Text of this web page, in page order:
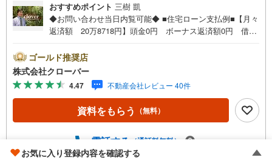
おすすめポイント 三樹 凱
◆お問い合わせ当日内覧可能◆ ■住宅ローン支払例■【月々
返済額 20万8718円】頭金0円 ボーナス返済額0円 借入
●住宅ローン、諸費用ローンお気軽にご相談下さい！新宿区
中落合に佇むリムテラス中落合ヒルズ。ペット飼育可能。
新宿線・大江戸線「中井」駅徒歩6分。大江戸線「落合南長
崎」駅徒歩12分と利便性に富んだ立地にあります。周辺に
は買い物施設や飲食店、小・中学校、子供に嬉しい公園等
があり生活環境が整っています。2013年7月築軽量鉄骨造
り。管理はガイアフィールド担当。お部屋は1-3階、内装新
規リフォーム実施。■今すぐ見たい！■ローンが心配■買う
ゴールド推奨店
株式会社クローバー
4.47 不動産会社レビュー 40件
資料をもらう （無料）
電話する （通話料無料）
お気に入り登録内容を確認する